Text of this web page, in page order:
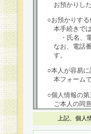
お預かりし
○お預かりする
本手続きで
・氏名、
なお、電話
す。
○本人が容易
本フォーム
○個人情報の
ご本人の同
は第三者に
上記、個人